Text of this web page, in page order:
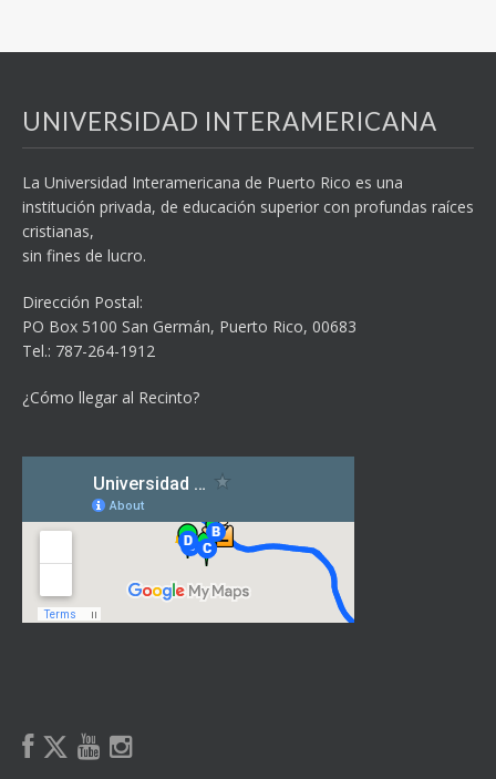
UNIVERSIDAD INTERAMERICANA
La Universidad Interamericana de Puerto Rico es una
institución privada, de educación superior con profundas raíces
cristianas,
sin fines de lucro.
Dirección Postal:
PO Box 5100 San Germán, Puerto Rico, 00683
Tel.: 787-264-1912
¿Cómo llegar al Recinto?